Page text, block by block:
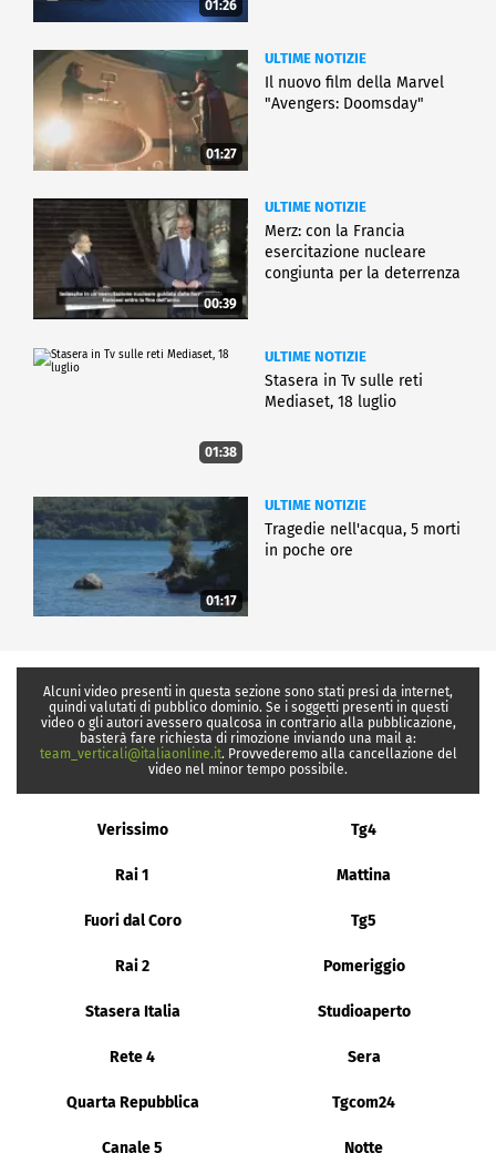
01:26
01:27
ULTIME NOTIZIE
Il nuovo film della Marvel
"Avengers: Doomsday"
00:39
ULTIME NOTIZIE
Merz: con la Francia
esercitazione nucleare
congiunta per la deterrenza
01:38
ULTIME NOTIZIE
Stasera in Tv sulle reti
Mediaset, 18 luglio
01:17
ULTIME NOTIZIE
Tragedie nell'acqua, 5 morti
in poche ore
Alcuni video presenti in questa sezione sono stati presi da internet,
quindi valutati di pubblico dominio. Se i soggetti presenti in questi
video o gli autori avessero qualcosa in contrario alla pubblicazione,
basterà fare richiesta di rimozione inviando una mail a:
team_verticali@italiaonline.it. Provvederemo alla cancellazione del
video nel minor tempo possibile.
Verissimo Tg4
Rai 1 Mattina
Fuori dal Coro Tg5
Rai 2 Pomeriggio
Stasera Italia Studioaperto
Rete 4 Sera
Quarta Repubblica Tgcom24
Canale 5 Notte